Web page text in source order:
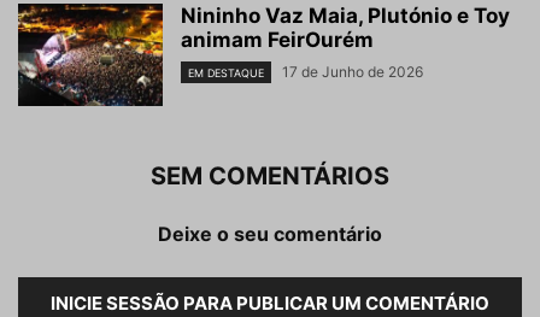
Nininho Vaz Maia, Plutónio e Toy
animam FeirOurém
EM DESTAQUE 17 de Junho de 2026
SEM COMENTÁRIOS
Deixe o seu comentário
INICIE SESSÃO PARA PUBLICAR UM COMENTÁRIO